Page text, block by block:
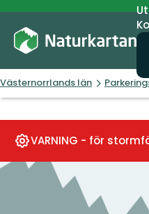
Västernorrlands län
VARNING - för